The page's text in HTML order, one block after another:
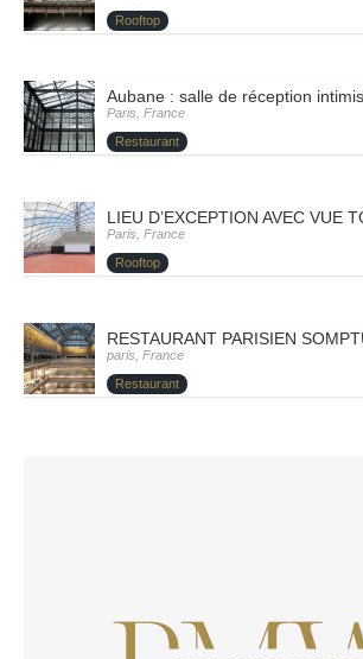
Rooftop
Aubane : salle de réception
Paris, France
Restaurant
LIEU D’EXCEPTION AVEC VUE
Paris, France
Rooftop
RESTAURANT PARISIEN
paris, France
Restaurant